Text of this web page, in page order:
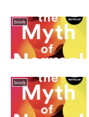
book
book